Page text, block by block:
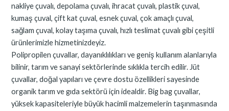
nakliye çuvalı, depolama çuvalı, ihracat çuvalı, plastik çuval,
kumaş çuval, çift kat çuval, esnek çuval, çok amaçlı çuval,
sağlam çuval, kolay taşıma çuvalı, hızlı teslimat çuvalı gibi çeşitli
ürünlerimizle hizmetinizdeyiz.
Polipropilen çuvallar, dayanıklılıkları ve geniş kullanım alanlarıyla
bilinir, tarım ve sanayi sektörlerinde sıklıkla tercih edilir. Jüt
çuvallar, doğal yapıları ve çevre dostu özellikleri sayesinde
organik tarım ve gıda sektörü için idealdir. Big bag çuvallar,
yüksek kapasiteleriyle büyük hacimli malzemelerin taşınmasında